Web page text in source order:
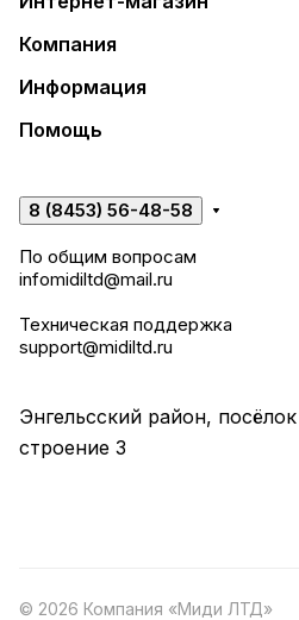
Компания
Информация
Помощь
8 (8453) 56-48-58
По общим вопросам
infomidiltd@mail.ru
Техническая поддержка
support@midiltd.ru
Энгельсский район,
строение 3
© 2026 Компания «Миди ЛТД»